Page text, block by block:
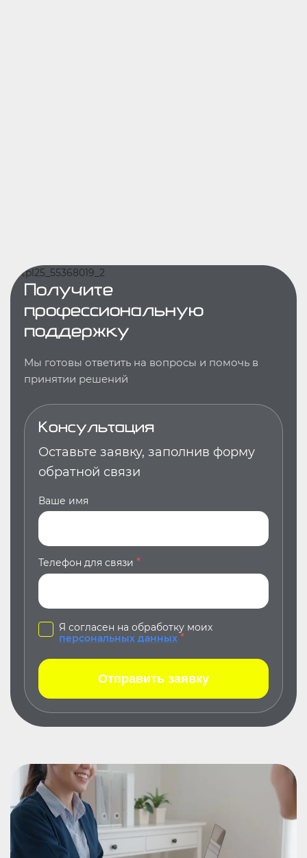
Получите
профессиональную
поддержку
Мы готовы ответить на вопросы и помочь в
принятии решений
Консультация
Оставьте заявку, заполнив форму
обратной связи
Ваше имя
Телефон для связи *
Я согласен на обработку моих
персональных данных *
Отправить заявку